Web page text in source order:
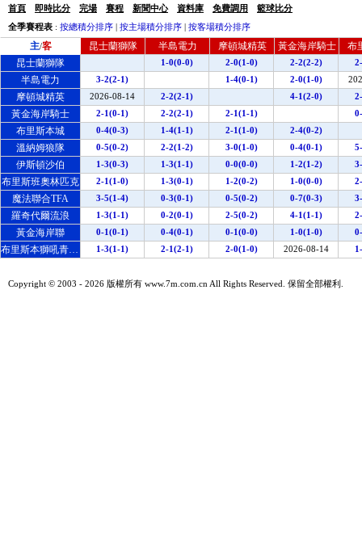
首頁 即時比分 完場 賽程 新聞中心 資料庫 免費調用
籃球比分
全季賽程表 : 按總積分排序 | 按主場積分排序 | 按客場積分排序
主/客 昆士蘭獅隊 半島電力 摩頓城精英 黃金海岸騎士
布
昆士蘭獅隊
半島電力
摩頓城精英
黃金海岸騎士
布里斯本城
溫納姆狼隊
伊斯頓沙伯
布里斯班奧林匹克
魔法聯合TFA
羅奇代爾流浪
黃金海岸聯
布里斯本獅吼青年隊
1-0(0-0) 2-0(1-0) 2-2(2-2)
3-2(2-1)
1-4(0-1) 2-0(1-0)
2026-08-14
2-2(2-1) 4-1(2-0)
2-1(0-1)
2-2(2-1) 2-1(1-1)
0-4(0-3)
1-4(1-1) 2-1(1-0)
2-4(0-2)
0-5(0-2)
2-2(1-2) 3-0(1-0) 0-4(0-1)
1-3(0-3)
1-3(1-1) 0-0(0-0) 1-2(1-2)
2-1(1-0)
1-3(0-1) 1-2(0-2) 1-0(0-0)
3-5(1-4)
0-3(0-1) 0-5(0-2) 0-7(0-3)
1-3(1-1)
0-2(0-1) 2-5(0-2) 4-1(1-1)
0-1(0-1)
0-4(0-1) 0-1(0-0) 1-0(1-0)
1-3(1-1)
2-1(2-1) 2-0(1-0) 2026-08-14
Copyright © 2003 - 2026 版權所有 www.7m.com.cn All Rights Reserved. 保留全部權利.